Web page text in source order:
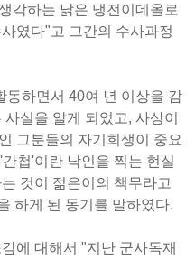
각하는 낡은 냉전이데올로
였다"고 그간의 수사과정
동하면서 40여 년 이상을 감
실을 알게 되었고, 사상이
그분들의 자기희생이 중요
첩'이란 낙인을 찍는 현실
것이 젊은이의 책무라고
하게 된 동기를 말하였다.
에 대해서 "지난 군사독재